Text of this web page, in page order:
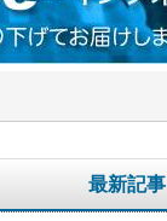
最新記事